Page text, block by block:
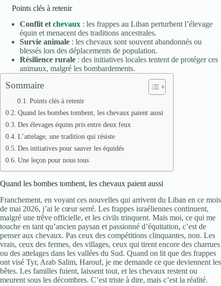
Points clés à retenir
Conflit et chevaux : les frappes au Liban perturbent l’élevage
équin et menacent des traditions ancestrales.
Survie animale : les chevaux sont souvent abandonnés ou
blessés lors des déplacements de population.
Résilience rurale : des initiatives locales tentent de protéger ces
animaux, malgré les bombardements.
Sommaire
Points clés à retenir
Quand les bombes tombent, les chevaux paient aussi
Des élevages équins pris entre deux feux
L’attelage, une tradition qui résiste
Des initiatives pour sauver les équidés
Une leçon pour nous tous
Quand les bombes tombent, les chevaux paient aussi
Franchement, en voyant ces nouvelles qui arrivent du Liban en ce mois
de mai 2026, j’ai le cœur serré. Les frappes israéliennes continuent,
malgré une trêve officielle, et les civils trinquent. Mais moi, ce qui me
touche en tant qu’ancien paysan et passionné d’équitation, c’est de
penser aux chevaux. Pas ceux des compétitions clinquantes, non. Les
vrais, ceux des fermes, des villages, ceux qui tirent encore des charrues
ou des attelages dans les vallées du Sud. Quand on lit que des frappes
ont visé Tyr, Arab Salim, Harouf, je me demande ce que deviennent les
bêtes. Les familles fuient, laissent tout, et les chevaux restent ou
meurent sous les décombres. C’est triste à dire, mais c’est la réalité.